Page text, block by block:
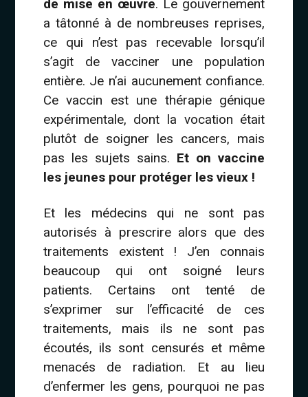
de mise en œuvre. Le gouvernement
a tâtonné à de nombreuses reprises,
ce qui n’est pas recevable lorsqu’il
s’agit de vacciner une population
entière. Je n’ai aucunement confiance.
Ce vaccin est une thérapie génique
expérimentale, dont la vocation était
plutôt de soigner les cancers, mais
pas les sujets sains. Et on vaccine
les jeunes pour protéger les vieux !
Et les médecins qui ne sont pas
autorisés à prescrire alors que des
traitements existent ! J’en connais
beaucoup qui ont soigné leurs
patients. Certains ont tenté de
s’exprimer sur l’efficacité de ces
traitements, mais ils ne sont pas
écoutés, ils sont censurés et même
menacés de radiation. Et au lieu
d’enfermer les gens, pourquoi ne pas